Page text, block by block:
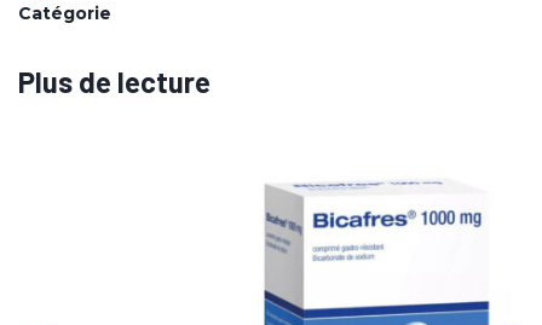
Catégorie
Plus de lecture